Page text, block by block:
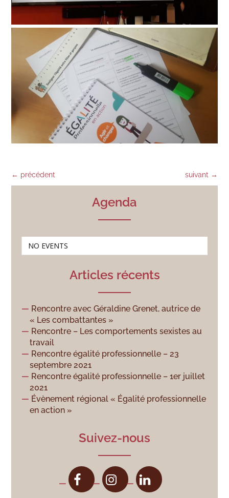
← précédent suivant→
Agenda
NO EVENTS
Articles récents
Rencontre avec Géraldine Grenet, autrice de
« Les combattantes »
Rencontre – Les comportements sexistes au
travail
Rencontre égalité professionnelle – 23
septembre 2021
Rencontre égalité professionnelle – 1er juillet
2021
Évènement régional « Égalité professionnelle
en action »
Suivez-nous